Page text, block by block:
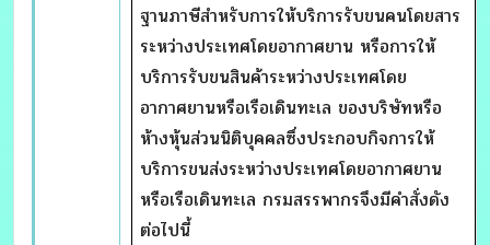
ฐานภาษีสำหรับการให้บริการรับขนคนโดยสาร
ระหว่างประเทศโดยอากาศยาน หรือการให้
บริการรับขนสินค้าระหว่างประเทศโดย
อากาศยานหรือเรือเดินทะเล ของบริษัทหรือ
ห้างหุ้นส่วนนิติบุคคลซึ่งประกอบกิจการให้
บริการขนส่งระหว่างประเทศโดยอากาศยาน
หรือเรือเดินทะเล กรมสรรพากรจึงมีคำสั่งดัง
ต่อไปนี้